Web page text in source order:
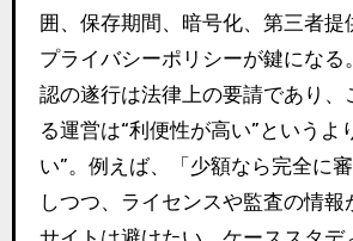
囲、保存期間、暗号化、第三者提
プライバシーポリシーが鍵になる。
認の遂行は法律上の要請であり、
る運営は“利便性が高い”というよ
い”。例えば、「少額なら完全に
しつつ、ライセンスや監査の情報